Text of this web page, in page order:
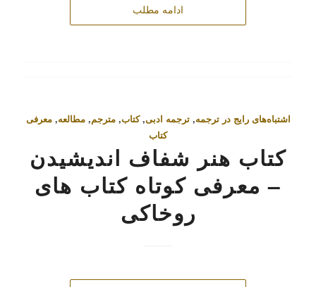
ادامه مطلب
اشتباه‌های رایج در ترجمه,ترجمه ادبی,کتاب,مترجم,مطالعه,معرفی
کتاب
کتاب هنر شفاف اندیشیدن
– معرفی کوتاه کتاب‌ های
روخاکی